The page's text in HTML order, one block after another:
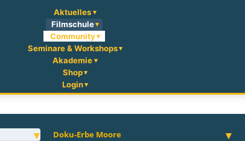
Aktuelles
Filmschule
Community
Seminare & Workshops
Akademie
Shop
Login
Doku-Erbe Moore